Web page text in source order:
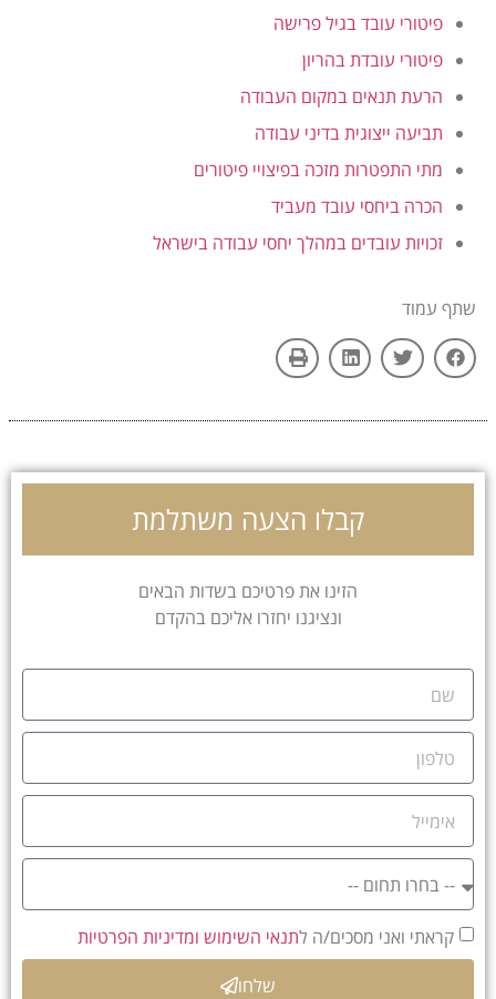
פיטורי עובד בגיל פרישה
פיטורי עובדת בהריון
הרעת תנאים במקום העבודה
תביעה ייצוגית בדיני עבודה
מתי התפטרות מזכה בפיצויי פיטורים
הכרה ביחסי עובד מעביד
זכויות עובדים במהלך יחסי עבודה בישראל
שתף עמוד
קבלו הצעה משתלמת
הזינו את פרטיכם בשדות הבאים
ונציגנו יחזרו אליכם בהקדם
קראתי ואני מסכים/ה לתנאי השימוש ומדיניות הפרטיות
שלחו